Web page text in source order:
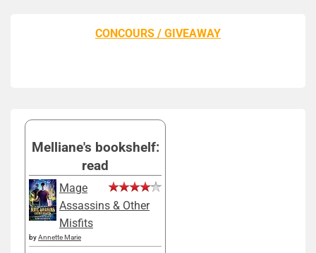
CONCOURS / GIVEAWAY
Melliane's bookshelf:
read
Mage
Assassins & Other
Misfits
byAnnette Marie